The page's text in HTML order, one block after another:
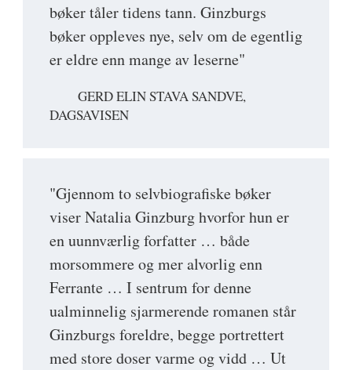
bøker tåler tidens tann. Ginzburgs
bøker oppleves nye, selv om de egentlig
er eldre enn mange av leserne"
GERD ELIN STAVA SANDVE,
DAGSAVISEN
"Gjennom to selvbiografiske bøker
viser Natalia Ginzburg hvorfor hun er
en uunnværlig forfatter … både
morsommere og mer alvorlig enn
Ferrante … I sentrum for denne
ualminnelig sjarmerende romanen står
Ginzburgs foreldre, begge portrettert
med store doser varme og vidd … Ut